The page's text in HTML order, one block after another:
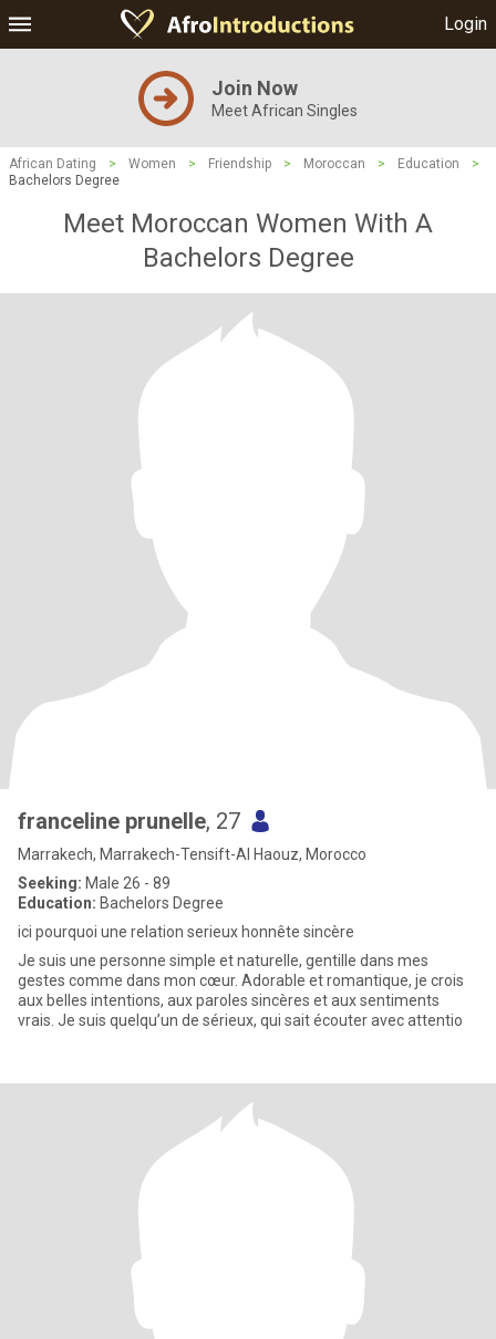
Login
Join Now
Meet African Singles
African Dating > Women > Friendship > Moroccan > Education
>
Bachelors Degree
Meet Moroccan Women With A
Bachelors Degree
franceline prunelle, 27
Marrakech, Marrakech-Tensift-Al Haouz, Morocco
Seeking: Male 26 - 89
Education: Bachelors Degree
ici pourquoi une relation serieux honnête sincère
Je suis une personne simple et naturelle, gentille dans mes
gestes comme dans mon cœur. Adorable et romantique, je crois
aux belles intentions, aux paroles sincères et aux sentiments
vrais. Je suis quelqu’un de sérieux, qui sait écouter avec attentio